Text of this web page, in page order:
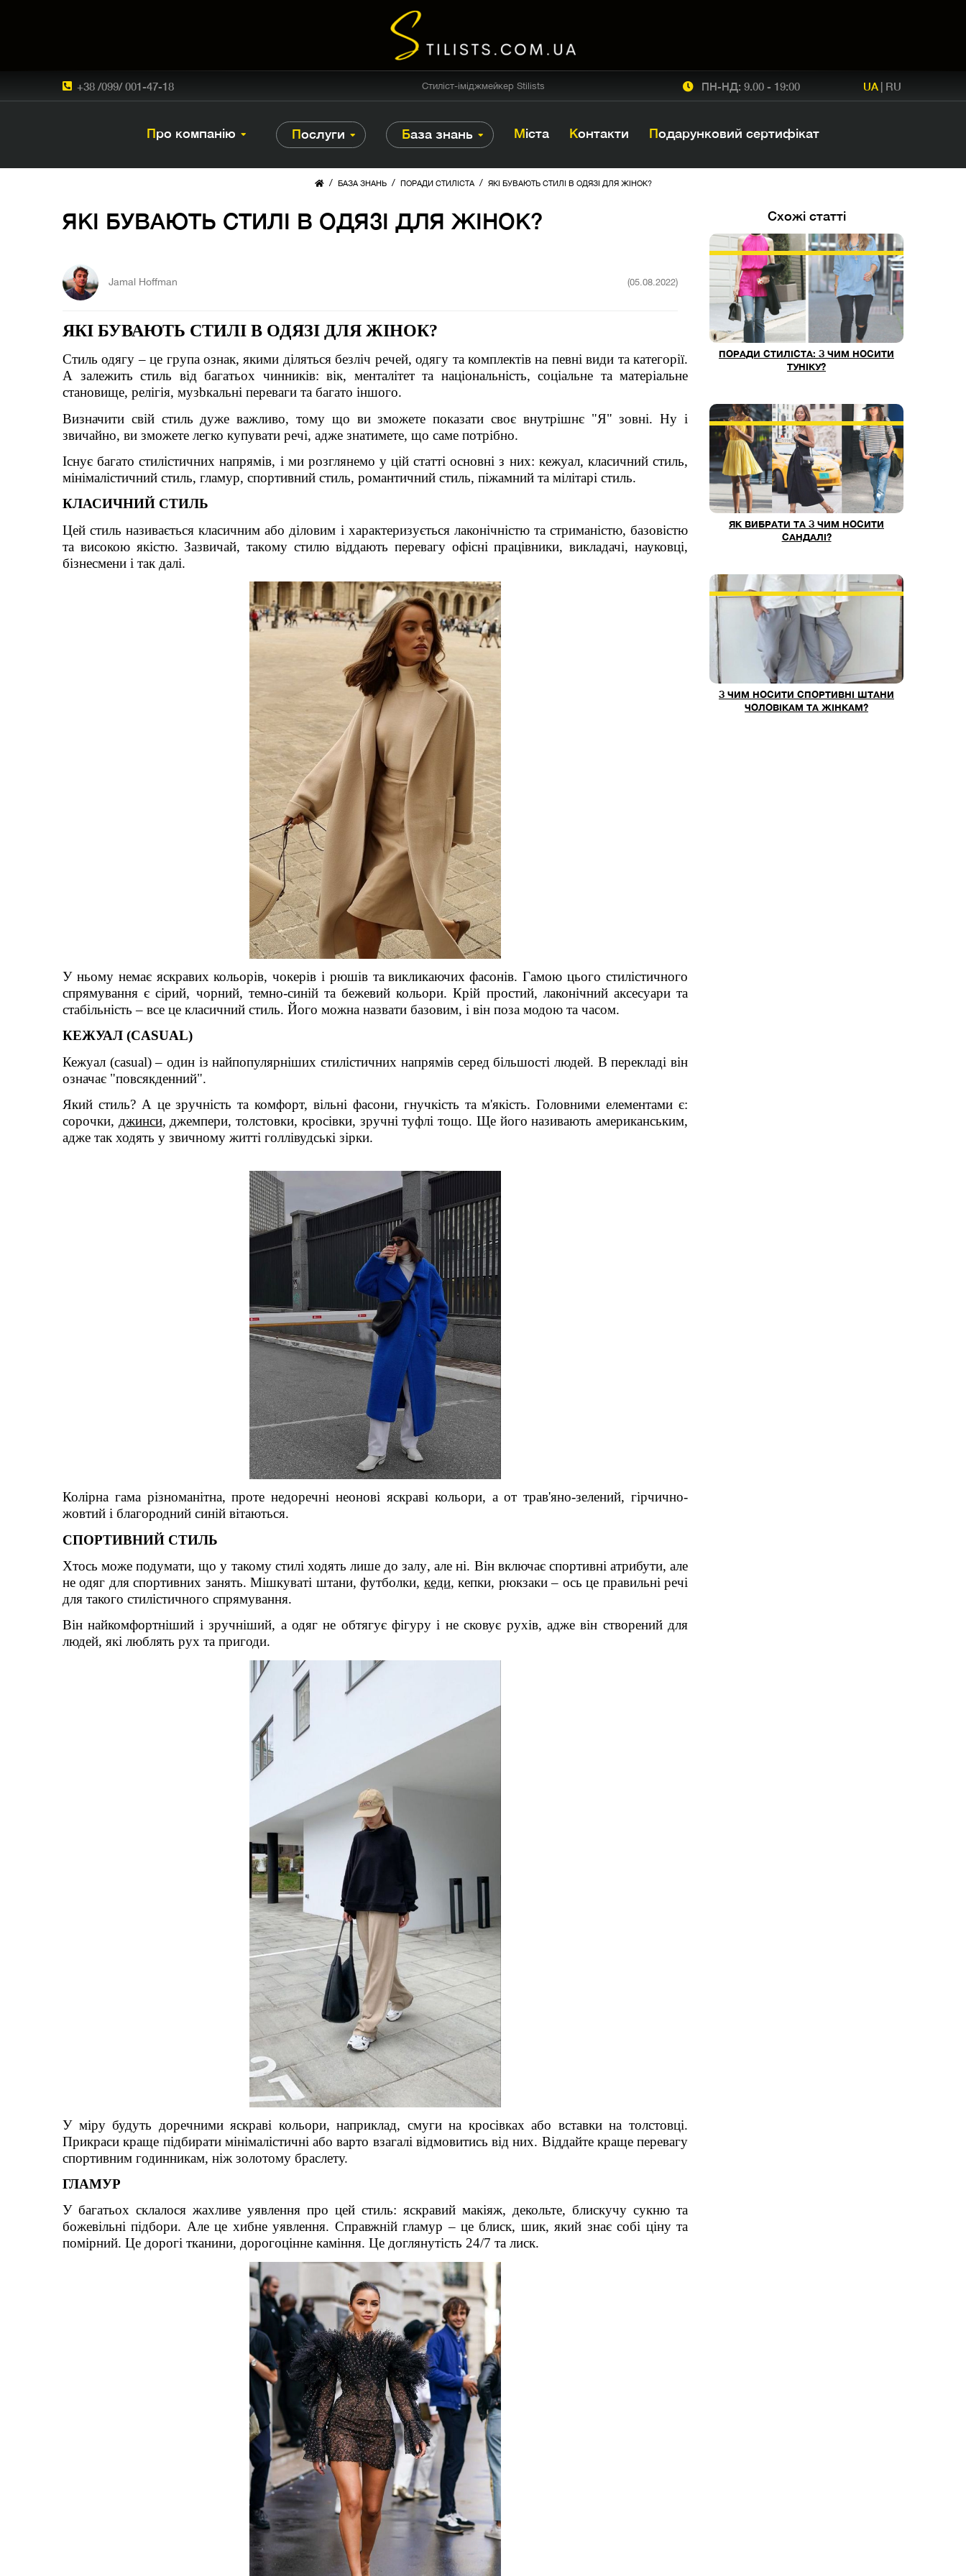
+38 /099/ 001-47-18 Стиліст-іміджмейкер Stilists ПН-НД: 9.00 - 19:00 UA | RU
Про компанію Послуги База знань Міста Контакти Подарунковий сертифікат
/ БАЗА ЗНАНЬ / ПОРАДИ СТИЛІСТА / ЯКІ БУВАЮТЬ СТИЛІ В ОДЯЗІ ДЛЯ ЖІНОК?
ЯКІ БУВАЮТЬ СТИЛІ В ОДЯЗІ ДЛЯ ЖІНОК?
Jamal Hoffman (05.08.2022)
ЯКІ БУВАЮТЬ СТИЛІ В ОДЯЗІ ДЛЯ ЖІНОК?
Стиль одягу – це група ознак, якими діляться безліч речей, одягу та комплектів на певні види та категорії.
А залежить стиль від багатьох чинників: вік, менталітет та національність, соціальне та матеріальне
становище, релігія, музbкальні переваги та багато іншого.
Визначити свій стиль дуже важливо, тому що ви зможете показати своє внутрішнє "Я" зовні. Ну і
звичайно, ви зможете легко купувати речі, адже знатимете, що саме потрібно.
Існує багато стилістичних напрямів, і ми розглянемо у цій статті основні з них: кежуал, класичний стиль,
мінімалістичний стиль, гламур, спортивний стиль, романтичний стиль, піжамний та мілітарі стиль.
КЛАСИЧНИЙ СТИЛЬ
Цей стиль називається класичним або діловим і характеризується лаконічністю та стриманістю, базовістю
та високою якістю. Зазвичай, такому стилю віддають перевагу офісні працівники, викладачі, науковці,
бізнесмени і так далі.
У ньому немає яскравих кольорів, чокерів і рюшів та викликаючих фасонів.Гамою цього стилістичного
спрямування є сірий, чорний, темно-синій та бежевий кольори. Крій простий, лаконічний аксесуари та
стабільність – все це класичний стиль. Його можна назвати базовим, і він поза модою та часом.
КЕЖУАЛ (CASUAL)
Кежуал (casual) – один із найпопулярніших стилістичних напрямів серед більшості людей. В перекладі він
означає "повсякденний".
Який стиль? А це зручність та комфорт, вільні фасони, гнучкість та м'якість. Головними елементами є:
сорочки, джинси, джемпери, толстовки, кросівки, зручні туфлі тощо. Ще його називають американським,
адже так ходять у звичному житті голлівудські зірки.
Колірна гама різноманітна, проте недоречні неонові яскраві кольори, а от трав'яно-зелений, гірчично-
жовтий і благородний синій вітаються.
СПОРТИВНИЙ СТИЛЬ
Хтось може подумати, що у такому стилі ходять лише до залу, але ні. Він включає спортивні атрибути, але
не одяг для спортивних занять. Мішкуваті штани, футболки, кеди, кепки, рюкзаки – ось це правильні речі
для такого стилістичного спрямування.
Він найкомфортніший і зручніший, а одяг не обтягує фігуру і не сковує рухів, адже він створений для
людей, які люблять рух та пригоди.
У міру будуть доречними яскраві кольори, наприклад, смуги на кросівках або вставки на толстовці.
Прикраси краще підбирати мінімалістичні або варто взагалі відмовитись від них. Віддайте краще перевагу
спортивним годинникам, ніж золотому браслету.
ГЛАМУР
У багатьох склалося жахливе уявлення про цей стиль: яскравий макіяж, декольте, блискучу сукню та
божевільні підбори. Але це хибне уявлення. Справжній гламур – це блиск, шик, який знає собі ціну та
помірний. Це дорогі тканини, дорогоцінне каміння. Це доглянутість 24/7 та лиск.
Схожі статті
ПОРАДИ СТИЛІСТА: З ЧИМ НОСИТИ
ТУНІКУ?
ЯК ВИБРАТИ ТА З ЧИМ НОСИТИ
САНДАЛІ?
З ЧИМ НОСИТИ СПОРТИВНІ ШТАНИ
ЧОЛОВІКАМ ТА ЖІНКАМ?